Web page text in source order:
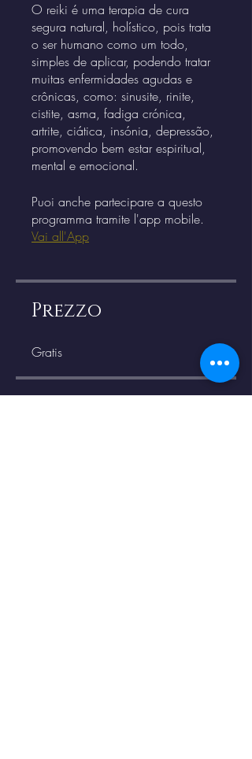
O reiki é uma terapia de cura
segura natural, holístico, pois trata
o ser humano como um todo,
simples de aplicar, podendo tratar
muitas enfermidades agudas e
crônicas, como: sinusite, rinite,
cistite, asma, fadiga crónica,
artrite, ciática, insónia, depressão,
promovendo bem estar espiritual,
Puoi anche partecipare a questo
programma tramite l'app mobile.
Vai all'App
Prezzo
Gratis